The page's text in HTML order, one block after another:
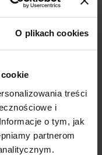
O plikach cookies
treści
i
o tym, jak
partnerom
designwpisujący się w
użytkowania.
dywanów, które
świetna propozycja
szereg
podkład
użytkowanie dywanów
dostępne w szerokiej
dopasowany do